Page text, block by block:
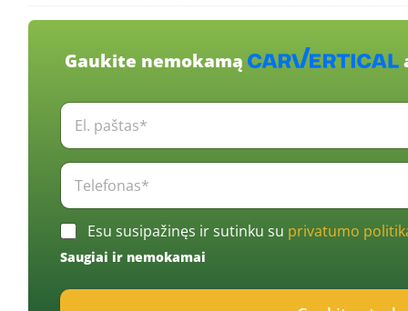
Gaukite nemokamą
E
.
p
š
t
a
*
T
l
e
f
o
a
C
e
k
Esu susipažinęs ir sutinku su privatumo
Saugiai ir nemokamai